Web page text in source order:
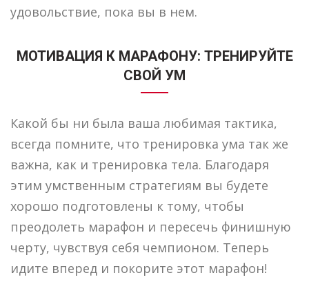
удовольствие, пока вы в нем.
МОТИВАЦИЯ К МАРАФОНУ: ТРЕНИРУЙТЕ
СВОЙ УМ
Какой бы ни была ваша любимая тактика,
всегда помните, что тренировка ума так же
важна, как и тренировка тела. Благодаря
этим умственным стратегиям вы будете
хорошо подготовлены к тому, чтобы
преодолеть марафон и пересечь финишную
черту, чувствуя себя чемпионом. Теперь
идите вперед и покорите этот марафон!